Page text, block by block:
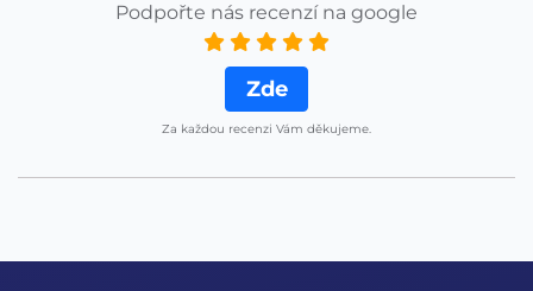
Podpořte nás recenzí na google
Zde
Za každou recenzi Vám děkujeme.